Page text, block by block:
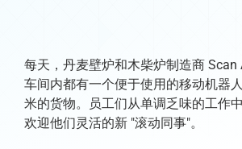
每天，丹麦壁炉和木柴炉制造商
车间内都有一个便于使用的移动机器
米的货物。员工们从单调乏味的工作
欢迎他们灵活的新 "滚动同事"。